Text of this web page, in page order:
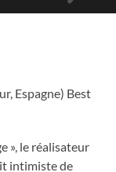
Espagne) Best
», le réalisateur
intimiste de